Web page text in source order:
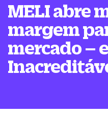
MELI abre
margem
mercado –